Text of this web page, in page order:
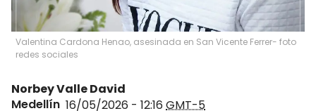
Valentina Cardona Henao, asesinada en San Vicente Ferrer- foto
redes sociales
Norbey Valle David
Medellín 16/05/2026 - 12:16 GMT-5